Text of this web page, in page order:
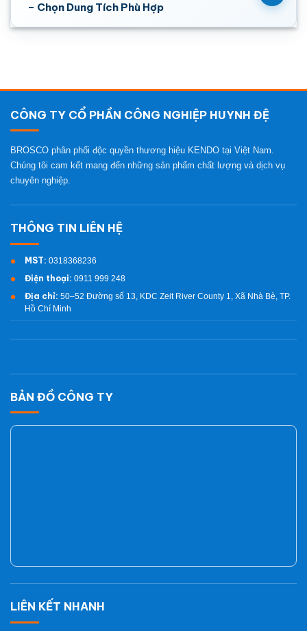
– Chọn Dung Tích Phù Hợp
BẢN ĐỒ CÔNG TY
CÔNG TY CỔ PHẦN CÔNG NGHIỆP HUYNH ĐỆ
BROSCO phân phối độc quyền thương hiệu KENDO tại Việt Nam.
Chúng tôi cam kết mang đến những sản phẩm chất lượng và dịch vụ
chuyên nghiệp.
MST: 0318368236
Điện thoại: 0911 999 248
Địa chỉ: 50–52 Đường số 13, KDC Zeit River County 1, Xã Nhà Bè, TP.
Hồ Chí Minh